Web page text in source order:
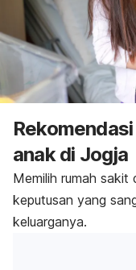
anak di Jogja
Memilih rumah sakit
keputusan yang
keluarganya.